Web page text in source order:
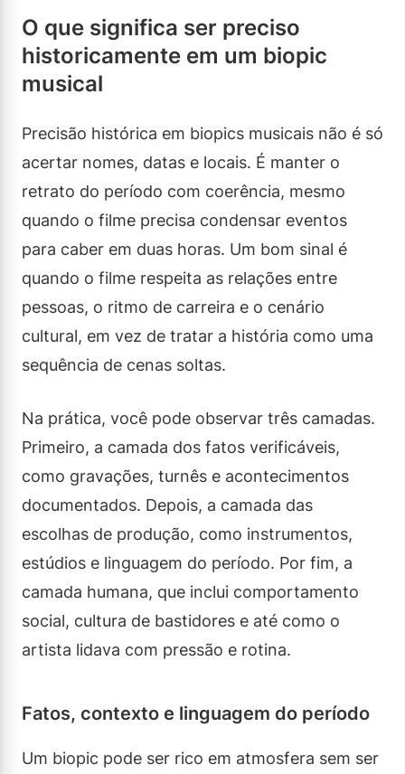
O que significa ser preciso
historicamente em um biopic
musical
Precisão histórica em biopics musicais não é só
acertar nomes, datas e locais. É manter o
retrato do período com coerência, mesmo
quando o filme precisa condensar eventos
para caber em duas horas. Um bom sinal é
quando o filme respeita as relações entre
pessoas, o ritmo de carreira e o cenário
cultural, em vez de tratar a história como uma
sequência de cenas soltas.
Na prática, você pode observar três camadas.
Primeiro, a camada dos fatos verificáveis,
como gravações, turnês e acontecimentos
documentados. Depois, a camada das
escolhas de produção, como instrumentos,
estúdios e linguagem do período. Por fim, a
camada humana, que inclui comportamento
social, cultura de bastidores e até como o
artista lidava com pressão e rotina.
Fatos, contexto e linguagem do período
Um biopic pode ser rico em atmosfera sem ser